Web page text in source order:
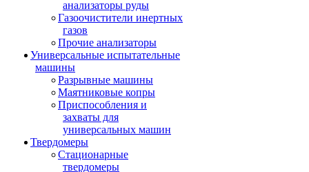
анализаторы руды
Газоочистители инертных
газов
Прочие анализаторы
Универсальные испытательные
машины
Разрывные машины
Маятниковые копры
Приспособления и
захваты для
универсальных машин
Твердомеры
Стационарные
твердомеры